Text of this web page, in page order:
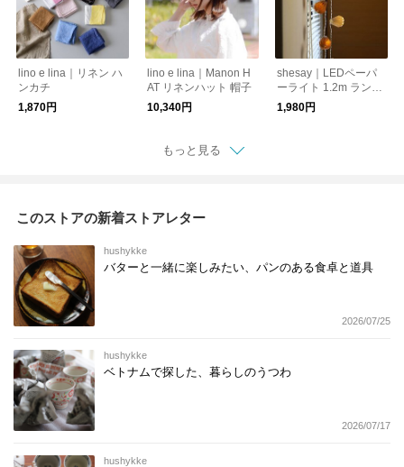
lino e lina｜リネン ハ
ンカチ
1,870円
lino e lina｜Manon H
AT リネンハット 帽子
10,340円
shesay｜LEDペーパ
ーライト 1.2m ランタ
ン
1,980円
もっと見る
このストアの新着ストアレター
hushykke
バターと一緒に楽しみたい、パンのある食卓と道具
2026/07/25
hushykke
ベトナムで探した、暮らしのうつわ
2026/07/17
hushykke